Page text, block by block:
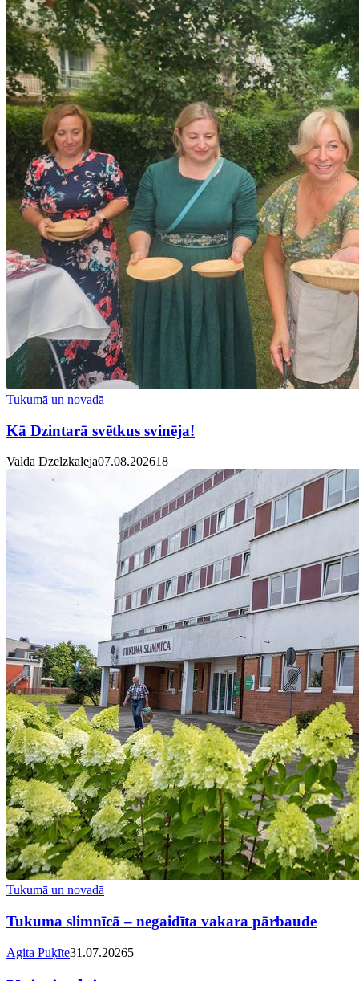
Tukumā un novadā
Kā Dzintarā svētkus svinēja!
Valda Dzelzkalēja07.08.202618
Tukumā un novadā
Tukuma slimnīcā – negaidīta vakara pārbaude
Agita Puķīte31.07.20265